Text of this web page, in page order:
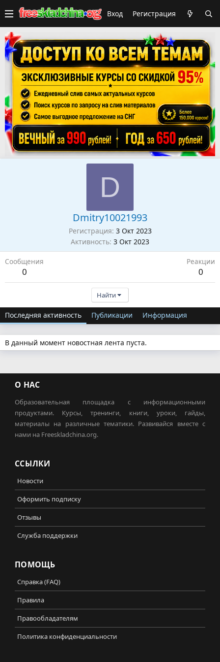
Вход Регистрация
D
Dmitry10021993
Регистрация 3 Окт 2023
Активность 3 Окт 2023
Сообщения
0
Реакции
0
Найти
Последняя активность Публикации Информация
В данный момент новостная лента пуста.
О НАС
Образовательная площадка с информационными
продуктами. Курсы, тренинги, книги, уроки, гайды,
материалы на различные тематики. Развивайся вместе с
нами на Freeskladchina.org.
ССЫЛКИ
Новости
Оформить подписку
Отзывы
Служба поддержки
ПОМОЩЬ
Справка (FAQ)
Правила
Правообладателям
Политика конфиденциальности